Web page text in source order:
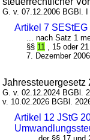
G. v. 07.12.2006 BGBl.
Artikel 7
... nach Satz 1
§§ 11 , 15 oder
7. Dezember
Jahressteuergesetz
G. v. 02.12.2024 BGBl.
v. 10.02.2026 BGBl.
Artikel 12 JStG